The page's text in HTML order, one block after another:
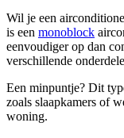
Wil je een
is een monoblock
eenvoudiger op dan
verschillende
Een minpuntje? Dit
zoals slaapkamers of
woning.